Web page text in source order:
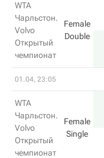
WTA
Чарльстон.
Volvo
Открытый
чемпионат
Female
Double
01.04, 23:05
WTA
Чарльстон.
Volvo
Открытый
чемпионат
Female
Single